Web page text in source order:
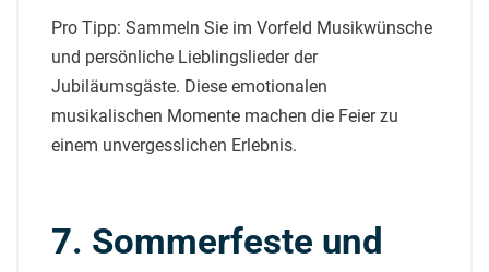
Pro Tipp: Sammeln Sie im Vorfeld Musikwünsche
und persönliche Lieblingslieder der
Jubiläumsgäste. Diese emotionalen
musikalischen Momente machen die Feier zu
einem unvergesslichen Erlebnis.
7. Sommerfeste und